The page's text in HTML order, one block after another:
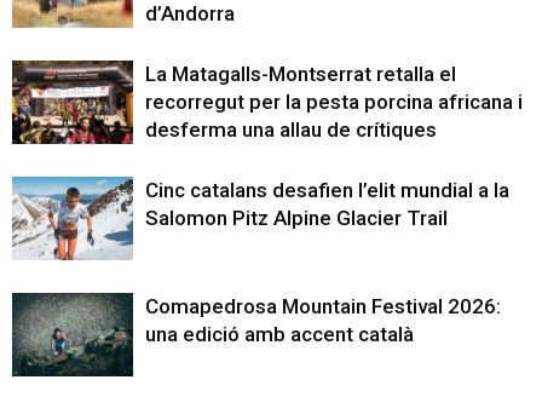
d’Andorra
La Matagalls-Montserrat retalla el
recorregut per la pesta porcina africana i
desferma una allau de crítiques
Cinc catalans desafien l’elit mundial a la
Salomon Pitz Alpine Glacier Trail
Comapedrosa Mountain Festival 2026:
una edició amb accent català